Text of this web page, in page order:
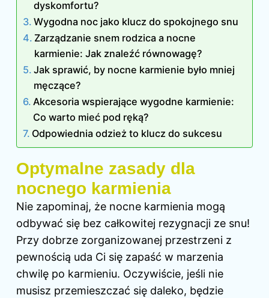
dyskomfortu?
Wygodna noc jako klucz do spokojnego snu
Zarządzanie snem rodzica a nocne
karmienie: Jak znaleźć równowagę?
Jak sprawić, by nocne karmienie było mniej
męczące?
Akcesoria wspierające wygodne karmienie:
Co warto mieć pod ręką?
Odpowiednia odzież to klucz do sukcesu
Optymalne zasady dla
nocnego karmienia
Nie zapominaj, że nocne karmienia mogą
odbywać się bez całkowitej rezygnacji ze snu!
Przy dobrze zorganizowanej przestrzeni z
pewnością uda Ci się zapaść w marzenia
chwilę po karmieniu. Oczywiście, jeśli nie
musisz przemieszczać się daleko, będzie